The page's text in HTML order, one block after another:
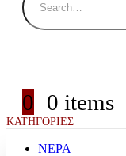
0 0 items
ΚΑΤΗΓΟΡΙΕΣ
ΝΕΡΑ